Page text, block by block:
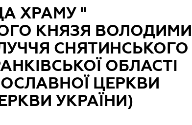
ХРАМУ "
КНЯЗЯ
СНЯТИНСЬКОГО
ОБЛАСТІ
ЦЕРКВИ
УКРАЇНИ)